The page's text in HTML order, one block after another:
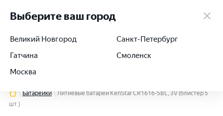
+7 (812) 564-54-91
Батарейки
Литиевые батареи KenStar CR1616-5BL, 3V (блистер 5
шт.)
Выберите ваш город
Великий Новгород
Гатчина
Москва
Санкт-Петербург
Смоленск